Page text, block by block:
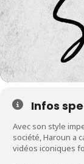
Infos
Avec son style
société, Haroun a
vidéos iconiques